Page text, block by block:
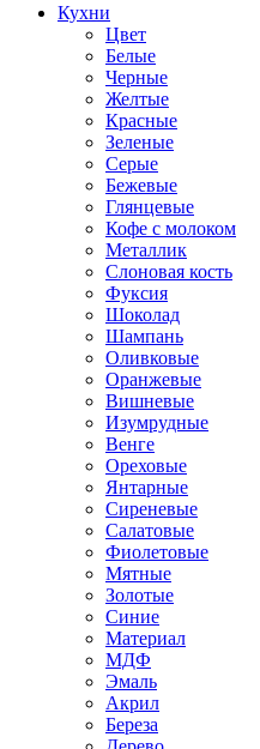
Кухни
Цвет
Белые
Черные
Желтые
Красные
Зеленые
Серые
Бежевые
Глянцевые
Кофе с молоком
Металлик
Слоновая кость
Фуксия
Шоколад
Шампань
Оливковые
Оранжевые
Вишневые
Изумрудные
Венге
Ореховые
Янтарные
Сиреневые
Салатовые
Фиолетовые
Мятные
Золотые
Синие
Материал
МДФ
Эмаль
Акрил
Береза